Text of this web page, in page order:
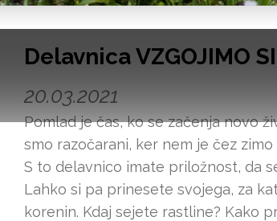
Delavnica VZGOJIMO
20.03.2021
Pomlad je čas, ko se začenja novo
smo razočarani, ker nem je čez
S to delavnico imate priložnost, da
Lahko si pa prinesete svojega, za
korenin. Kdaj sejete rastline? Kako